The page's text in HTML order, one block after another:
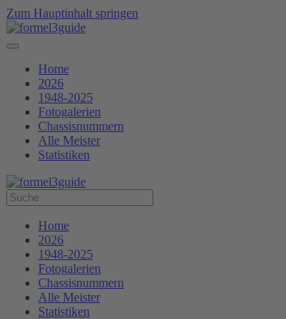
Zum Hauptinhalt springen
Home
2026
1948-2025
Fotogalerien
Chassisnummern
Alle Meister
Statistiken
Home
2026
1948-2025
Fotogalerien
Chassisnummern
Alle Meister
Statistiken